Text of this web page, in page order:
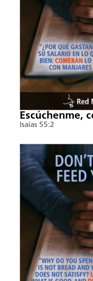
Escúchenme,
Isaías 55:2